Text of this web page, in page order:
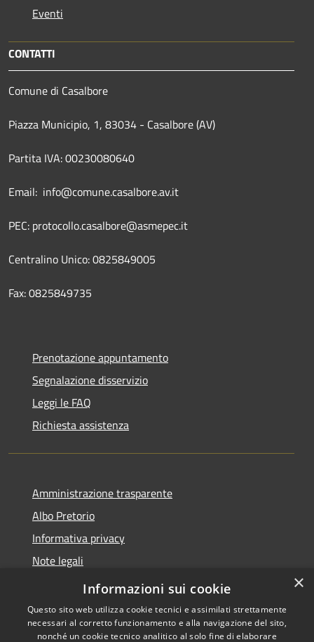
Eventi
CONTATTI
Comune di Casalbore
Piazza Municipio, 1, 83034 - Casalbore (AV)
Partita IVA: 00230080640
Email: info@comune.casalbore.av.it
PEC: protocollo.casalbore@asmepec.it
Centralino Unico: 0825849005
Fax: 0825849735
Prenotazione appuntamento
Segnalazione disservizio
Leggi le FAQ
Richiesta assistenza
Amministrazione trasparente
Albo Pretorio
Informativa privacy
Note legali
Dichiarazione di accessibilità
×
Informazioni sui cookie
Questo sito web utilizza cookie tecnici e assimilati strettamente
necessari al corretto funzionamento e alla navigazione del sito,
nonché un cookie tecnico analitico al solo fine di elaborare